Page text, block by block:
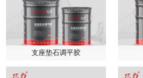
支座垫石调平胶